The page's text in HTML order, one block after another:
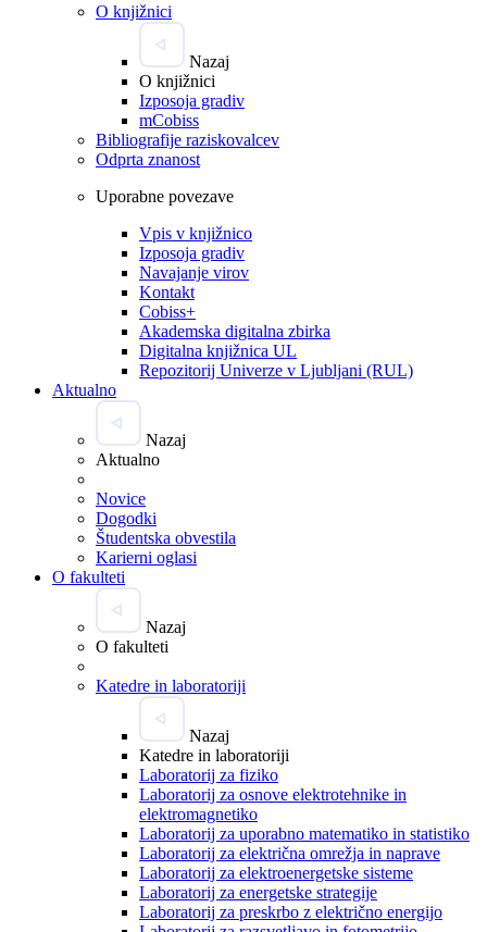
O knjižnici
Nazaj
O knjižnici
Izposoja gradiv
mCobiss
Bibliografije raziskovalcev
Odprta znanost
Uporabne povezave
Vpis v knjižnico
Izposoja gradiv
Navajanje virov
Kontakt
Cobiss+
Akademska digitalna zbirka
Digitalna knjižnica UL
Repozitorij Univerze v Ljubljani (RUL)
Aktualno
Nazaj
Aktualno
Novice
Dogodki
Študentska obvestila
Karierni oglasi
O fakulteti
Nazaj
O fakulteti
Katedre in laboratoriji
Nazaj
Katedre in laboratoriji
Laboratorij za fiziko
Laboratorij za osnove elektrotehnike in
elektromagnetiko
Laboratorij za uporabno matematiko in statistiko
Laboratorij za električna omrežja in naprave
Laboratorij za elektroenergetske sisteme
Laboratorij za energetske strategije
Laboratorij za preskrbo z električno energijo